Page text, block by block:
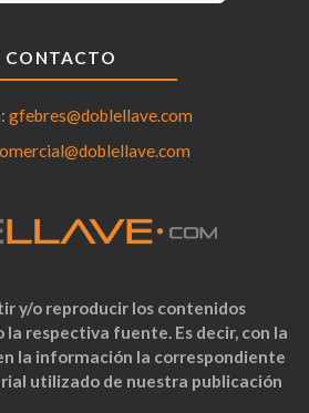
CONTACTO
gfebres@doblellave.com
y/o reproducir los contenidos
respectiva fuente. Es decir, con la
la información la correspondiente
utilizado de nuestra publicación